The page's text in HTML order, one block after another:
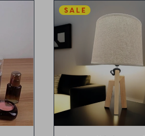
Veladora de mesa con
madera
220v
Medida 26cm de